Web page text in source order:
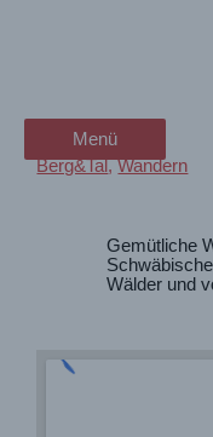
Menü
Menü
Berg&Tal,Wandern
Gemütliche
Wälder und